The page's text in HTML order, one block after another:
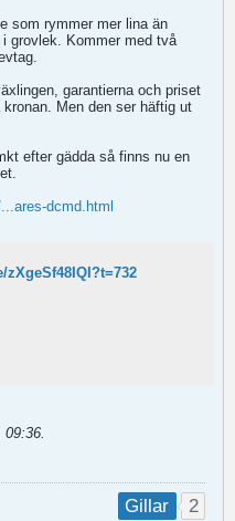
som rymmer mer lina än
grovlek. Kommer med två
garantierna och priset
Men den ser häftig ut
efter gädda så finns nu en
dcmd.html
zXgeSf48IQI?t=732
09:36.
Gillar 2